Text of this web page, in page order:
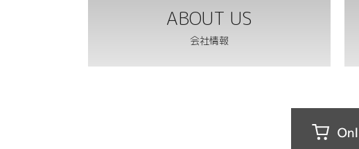
ABOUT US
会社情報